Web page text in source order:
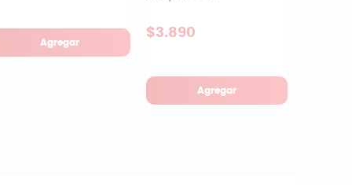
Agregar
$3.890
Agregar